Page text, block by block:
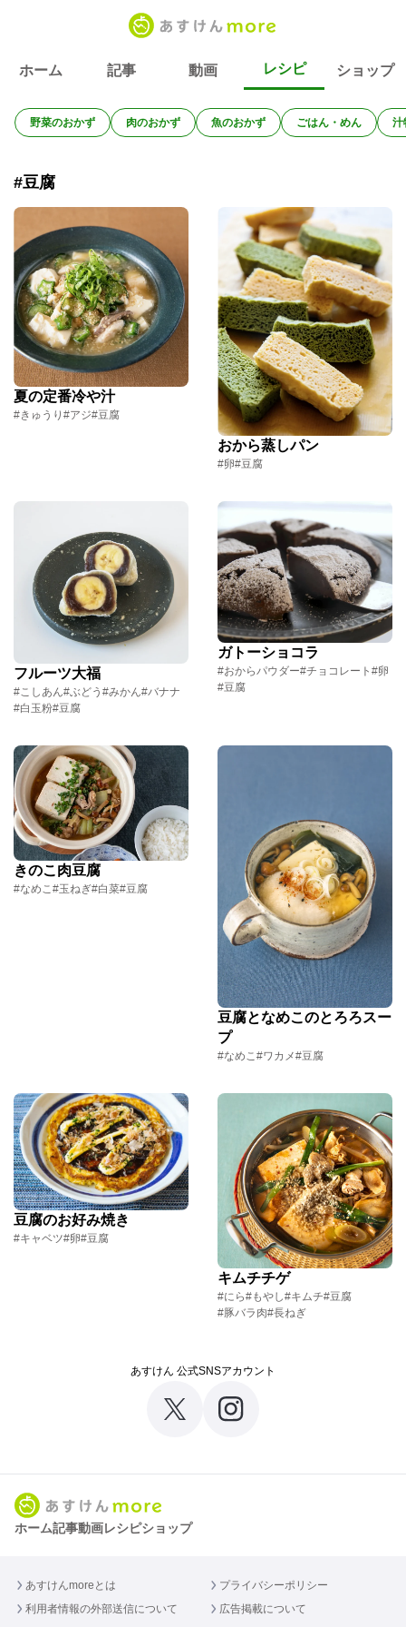
ホーム 記事 動画 レシピ ショップ
野菜のおかず 肉のおかず 魚のおかず ごはん・めん 汁
#豆腐
夏の定番冷や汁
#きゅうり #アジ#豆腐
おから蒸しパン
#卵#豆腐
フルーツ大福
#こしあん#ぶどう #みかん#バナナ
#白玉粉#豆腐
ガトーショコラ
#おからパウダー#チョコレート #卵
#豆腐
きのこ肉豆腐
#なめこ #玉ねぎ#白菜#豆腐
豆腐となめこのとろろスー
プ
#なめこ #ワカメ#豆腐
豆腐のお好み焼き
#キャベツ#卵#豆腐
キムチチゲ
#にら#もやし#キムチ#豆腐
#豚バラ肉#長ねぎ
あすけん 公式SNSアカウント
ホーム記事動画レシピショップ
あすけんmoreとは
プライバシーポリシー
利用者情報の外部送信について
広告掲載について